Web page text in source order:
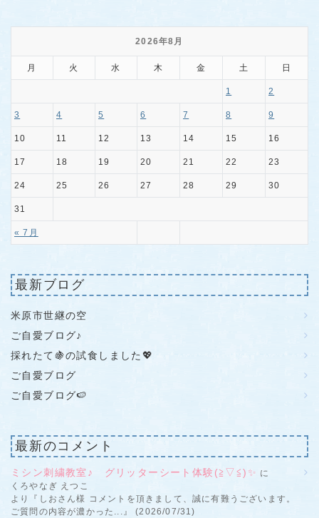
2026年8月
月 火 水 木 金 土 日
« 7月
1 2
3 4 5 6 7 8 9
10 11 12 13 14 15 16
17 18 19 20 21 22 23
24 25 26 27 28 29 30
31
最新ブログ
米原市世継の空
ご自愛ブログ♪
採れたて🍇の試食しました💖
ご自愛ブログ
ご自愛ブログ🍉
最新のコメント
ミシン刺繍教室♪ グリッターシート体験(≧▽≦)✨ に
くろやなぎ えつこ
より『しおさん様 コメントを頂きまして、誠に有難うございます。
ご質問の内容が濃かった...』 (2026/07/31)